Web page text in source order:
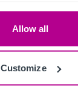
Allow all
Customize